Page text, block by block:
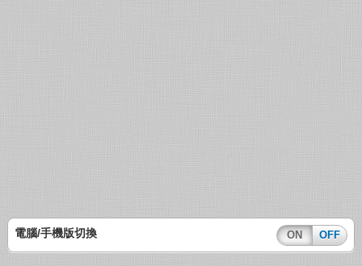
電腦/手機版切換 ON OFF